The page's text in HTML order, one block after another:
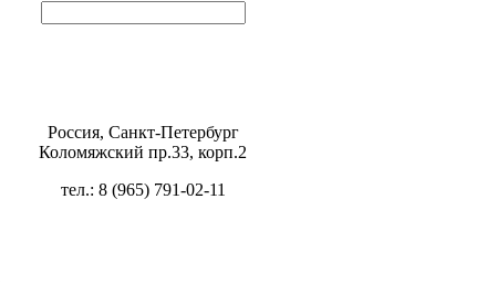
Россия, Санкт-Петербург
Коломяжский пр.33, корп.2
тел.: 8 (965) 791-02-11